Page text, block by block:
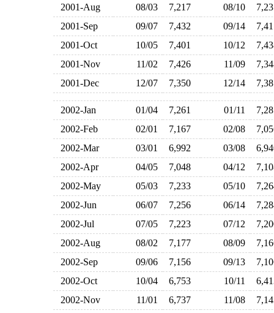
2001-Aug
08/03 7,217 08/10
2001-Sep
09/07 7,432 09/14
2001-Oct
10/05 7,401 10/12
2001-Nov
11/02 7,426 11/09
2001-Dec
12/07 7,350 12/14
2002-Jan 01/04 7,261 01/11
2002-Feb
02/01 7,167 02/08
2002-Mar
03/01 6,992 03/08
2002-Apr
04/05 7,048 04/12
2002-May
05/03 7,233 05/10
2002-Jun
06/07 7,256 06/14
2002-Jul
07/05 7,223 07/12
2002-Aug
08/02 7,177 08/09
2002-Sep
09/06 7,156 09/13
2002-Oct
10/04 6,753 10/11
2002-Nov
11/01 6,737 11/08